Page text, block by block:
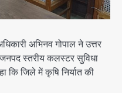
अभिनव गोपाल ने उत्तर
स्तरीय कलस्टर सुविधा
जिले में कृषि निर्यात की